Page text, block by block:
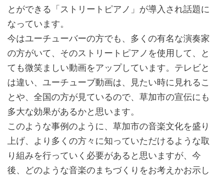
とができる「ストリートピアノ」が導入され話題に
なっています。
今はユーチューバーの方でも、多くの有名な演奏家
の方がいて、そのストリートピアノを使用して、と
ても微笑ましい動画をアップしています。テレビと
は違い、ユーチューブ動画は、見たい時に見れるこ
とや、全国の方が見ているので、草加市の宣伝にも
多大な効果があるかと思います。
このような事例のように、草加市の音楽文化を盛り
上げ、より多くの方々に知っていただけるような取
り組みを行っていく必要があると思いますが、今
後、どのような音楽のまちづくりをお考えかお示し